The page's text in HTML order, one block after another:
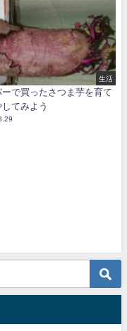
生活
ーで買ったさつま芋を育て
てみよう